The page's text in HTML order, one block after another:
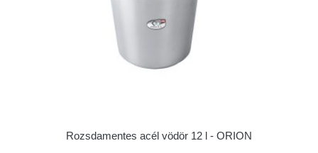
Rozsdamentes acél vödör 12 l - ORION